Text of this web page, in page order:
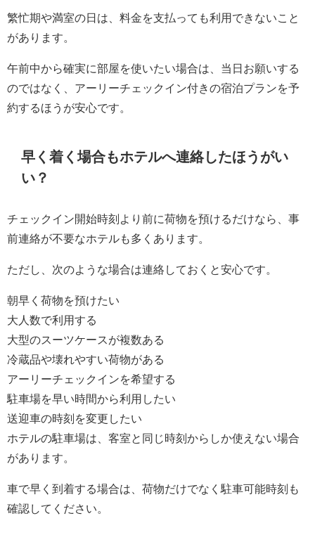
繁忙期や満室の日は、料金を支払っても利用できないこと
があります。
午前中から確実に部屋を使いたい場合は、当日お願いする
のではなく、アーリーチェックイン付きの宿泊プランを予
約するほうが安心です。
早く着く場合もホテルへ連絡したほうがい
い？
チェックイン開始時刻より前に荷物を預けるだけなら、事
前連絡が不要なホテルも多くあります。
ただし、次のような場合は連絡しておくと安心です。
朝早く荷物を預けたい
大人数で利用する
大型のスーツケースが複数ある
冷蔵品や壊れやすい荷物がある
アーリーチェックインを希望する
駐車場を早い時間から利用したい
送迎車の時刻を変更したい
ホテルの駐車場は、客室と同じ時刻からしか使えない場合
があります。
車で早く到着する場合は、荷物だけでなく駐車可能時刻も
確認してください。